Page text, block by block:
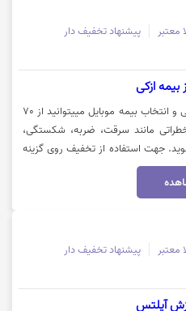
معتبر پیشنهاد تخفیف دار
کاربران گرامی با ورود به وب‌سایت ازکی و انتخاب بیمه موبایل مییتوانید از 70
مانند سرقت، ضربه، شکستگی،
جهت استفاده از تخفیف روی گزینه
معتبر پیشنهاد تخفیف دار